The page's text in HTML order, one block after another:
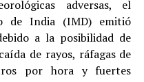
adversas, el
de India (IMD) emitió
a la posibilidad de
de rayos, ráfagas de
por hora y fuertes